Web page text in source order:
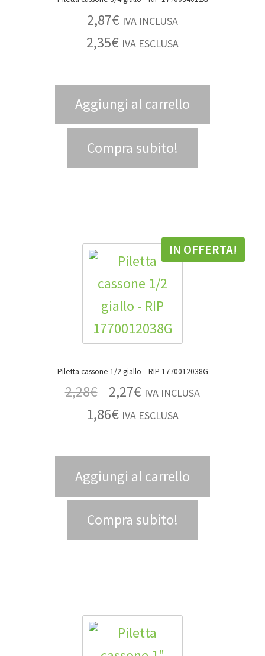
2,87€ IVA INCLUSA
2,35€ IVA ESCLUSA
Aggiungi al carrello
Compra subito!
Piletta cassone 1/2 giallo – RIP 1770012038G
IN OFFERTA!
2,28€ 2,27€ IVA INCLUSA
1,86€ IVA ESCLUSA
Aggiungi al carrello
Compra subito!